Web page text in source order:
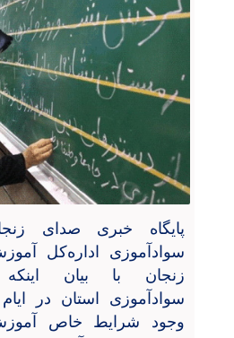
پایگاه خبری صدای
سوادآموزی اداره‌کل
زنجان با بیان اینکه
سوادآموزی استان در
وجود شرایط خاص آموزش